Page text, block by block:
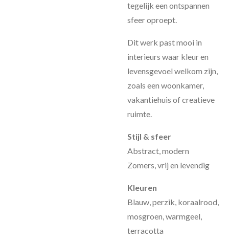
tegelijk een ontspannen
sfeer oproept.
Dit werk past mooi in
interieurs waar kleur en
levensgevoel welkom zijn,
zoals een woonkamer,
vakantiehuis of creatieve
ruimte.
Stijl & sfeer
Abstract, modern
Zomers, vrij en levendig
Kleuren
Blauw, perzik, koraalrood,
mosgroen, warmgeel,
terracotta